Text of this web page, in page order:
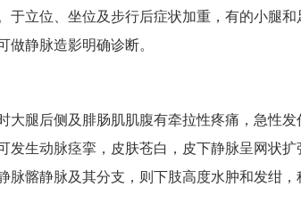
立位、坐位及步行后症状加重，有的小腿
静脉造影明确诊断。
腿后侧及腓肠肌肌腹有牵拉性疼痛，急性
生动脉痉挛，皮肤苍白，皮下静脉呈网状
髂静脉及其分支，则下肢高度水肿和发绀